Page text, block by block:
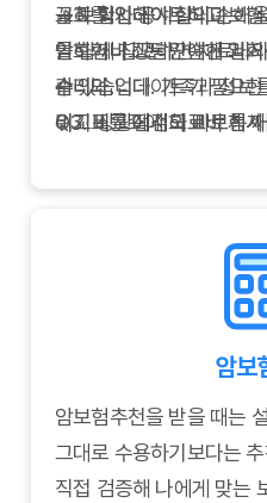
꼼히 확인해야 합니다.
→ 보험사 공시실의 손해
인하거나 상담원에게 과
습니다.
Q3.비교표에 의료비 통
→ 실제 치료비와 보장 한
입니다. 의료비 통계를 참
비교 과정에서 저장
→ 클라우드나 암호화 폴
하고, 파일명에 날짜와 주
교표를 업데이트하고 보
를 함께 참고하면 치료비
수 있습니다. 가족과 정보
위기 상황에서도 빠르게
암보험비교는 단순한 일
관리와 업데이트가 필요
비교표를 점검하고 보험
화하는 보험 시장에 대응
체계적인 암보험비교를
암보
암보험추천을 받을 때는
그대로 수용하기보다는
직접 검증해 나에게 맞는